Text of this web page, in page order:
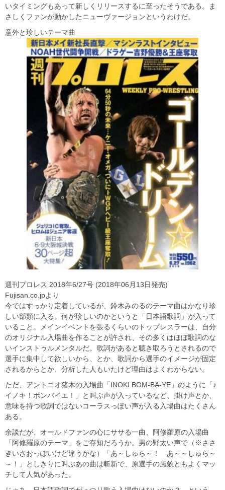
いタイミングもあって新しくリリースするに至ったそうである。ま
さしくファンが動かしたニューヴァージョンというわけだ。
意外と珍しいテーマ曲
週刊プロレス 2018年6/27号 (2018年06月13日発売)
Fujisan.co.jpより
今ではすっかり定着しているが、鈴木みのるのテーマ曲はかなり珍
しい部類に入る。何が珍しいのかというと「日本語歌詞」が入って
いること。メインイベントを張るくらいのトップレスラーは、自分
のオリジナル入場曲を作ることが許され、その多くはほぼ歌詞のな
いインストゥルメンタルだ。歌詞があると聴き取ろうとされるので
選手に集中して欲しいから、とか、歌詞から選手のイメージが固定
されるからとか、分析した人もいたけど理由はよくわからない。
ただ、アントニオ猪木の入場曲「INOKI BOM-BA-YE」のように「♪
イノキ！ボンバイエ！」と叫ぶ声が入っているなど、掛け声とか、
意味を持つ歌詞ではないコーラスっぽい声が入る入場曲はたくさん
ある。
余談だが、オールドファンの心にササる一曲、阿修羅原の入場曲
「阿修羅原のテーマ」をご存知だろうか。男の野太い声で（※ささ
きいさおっぽいけど違うかな）「あ～しゅら～！ あ～～しゅら～
～！」としきりに叫ぶあの曲は斬新で、原選手の風貌ともよくマッ
チして人気があった。